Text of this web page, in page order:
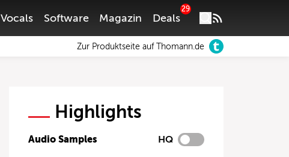
Vocals Software Magazin Deals
29
Zur Produktseite auf Thomann.de
Highlights
Audio Samples HQ